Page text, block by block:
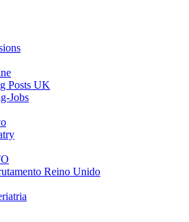
Posts UK
Jobs
Reino Unido